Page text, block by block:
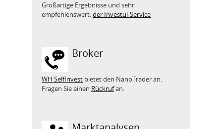
Großartige Ergebnisse und sehr
empfehlenswert:der Investui-Service
Broker
WH SelfInvest bietet den NanoTrader an.
Fragen Sie einen Rückrufan.